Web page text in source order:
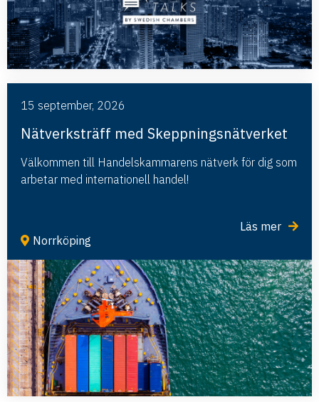
15 september, 2026
Nätverksträff med Skeppningsnätverket
Välkommen till Handelskammarens nätverk för dig som
arbetar med internationell handel!
Norrköping
Läs mer